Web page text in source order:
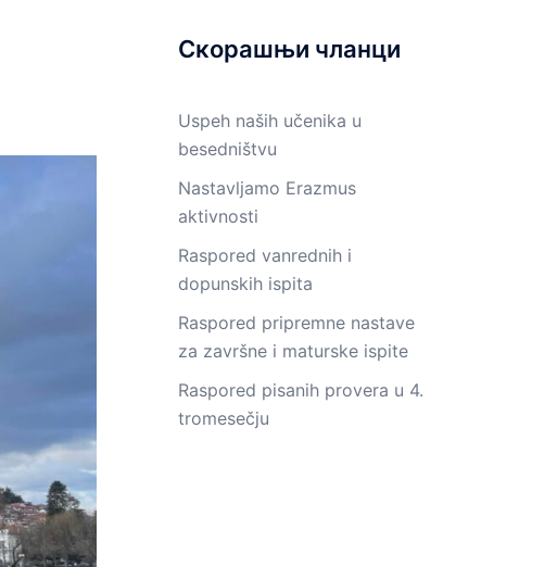
Скорашњи чланци
Uspeh naših učenika u
besedništvu
Nastavljamo Erazmus
aktivnosti
Raspored vanrednih i
dopunskih ispita
Raspored pripremne nastave
za završne i maturske ispite
Raspored pisanih provera u 4.
tromesečju